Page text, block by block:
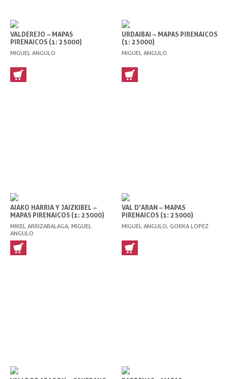
VALDEREJO – MAPAS
PIRENAICOS (1: 25000)
MIGUEL ANGULO
URDAIBAI – MAPAS PIRENAICOS
(1: 25000)
MIGUEL ANGULO
AIAKO HARRIA Y JAIZKIBEL –
MAPAS PIRENAICOS (1: 25000)
MIKEL ARRIZABALAGA, MIGUEL
ANGULO
VAL D'ARAN – MAPAS
PIRENAICOS (1: 25000)
MIGUEL ANGULO, GORKA LOPEZ